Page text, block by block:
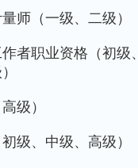
师（一级、二级）
者职业资格（初级、
级）
级、中级、高级）